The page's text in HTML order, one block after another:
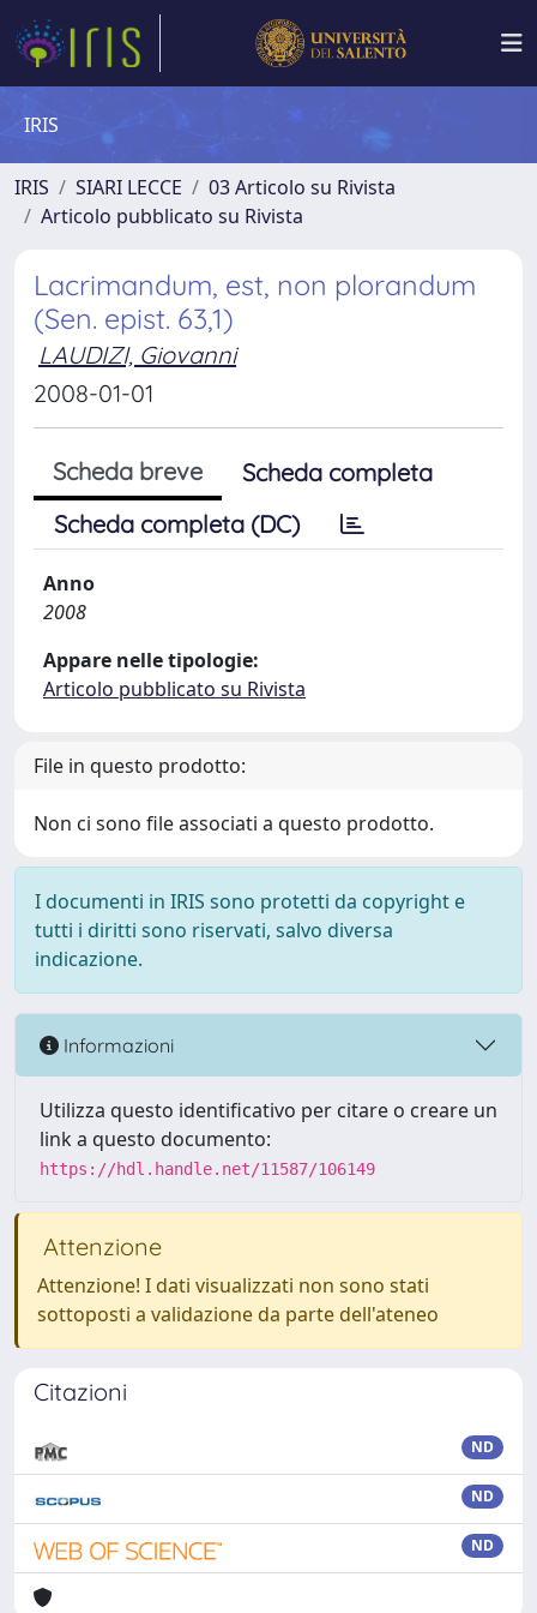
IRIS
IRIS SIARI LECCE
03 Articolo su Rivista
Articolo pubblicato su Rivista
Lacrimandum, est, non plorandum
(Sen. epist. 63,1)
LAUDIZI, Giovanni
2008-01-01
Scheda breve
Scheda completa
Scheda completa (DC)
Anno
2008
Appare nelle tipologie:
Articolo pubblicato su Rivista
File in questo prodotto:
Non ci sono file associati a questo prodotto.
I documenti in IRIS sono protetti da copyright e
tutti i diritti sono riservati, salvo diversa
indicazione.
Informazioni
Utilizza questo identificativo per citare o creare un
link a questo documento:
https://hdl.handle.net/11587/106149
Attenzione
Attenzione! I dati visualizzati non sono stati
sottoposti a validazione da parte dell'ateneo
Citazioni
ND
ND
ND